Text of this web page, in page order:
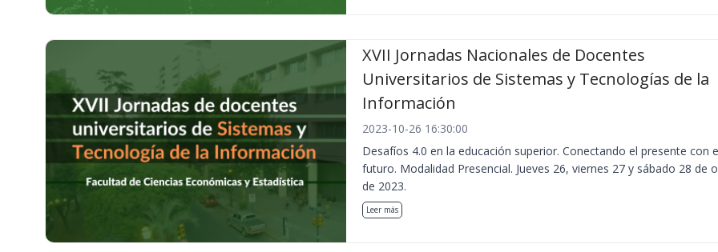
XVII Jornadas Nacionales de Docentes
Universitarios de Sistemas y Tecnologías de la
Información
2023-10-26 16:30:00
Desafíos 4.0 en la educación superior. Conectando el presente con
futuro. Modalidad Presencial. Jueves 26, viernes 27 y sábado 28 de
de 2023.
Leer más